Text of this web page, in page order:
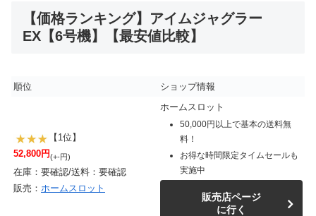
【価格ランキング】アイムジャグラー
EX【6号機】【最安値比較】
順位 ショップ情報
【1位】
52,800円(+-円)
在庫：要確認/送料：要確認
販売： ホームスロット
ホームスロット
50,000円以上で基本の送料無
料！
お得な時間限定タイムセールも
実施中
販売店ページ
に行く